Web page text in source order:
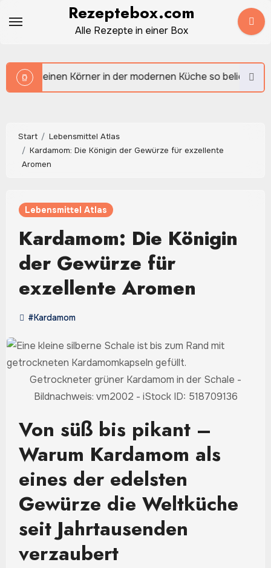
Inhalt
Rezeptebox.com
Alle Rezepte in einer Box
modernen Küche so beliebt sind
Start
Lebensmittel Atlas
Kardamom: Die Königin der Gewürze für exzellente
Aromen
Lebensmittel Atlas
Kardamom: Die Königin
der Gewürze für
exzellente Aromen
#Kardamom
Getrockneter grüner Kardamom in der Schale -
Bildnachweis: vm2002 - iStock ID: 518709136
Von süß bis pikant –
Warum Kardamom als
eines der edelsten
Gewürze die Weltküche
seit Jahrtausenden
verzaubert